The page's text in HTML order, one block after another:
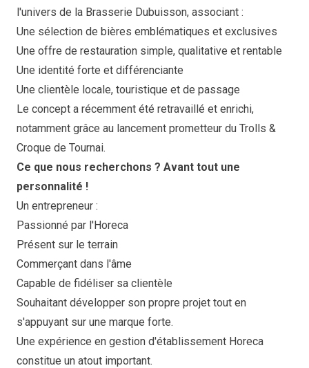
l'univers de la Brasserie Dubuisson, associant :
Une sélection de bières emblématiques et exclusives
Une offre de restauration simple, qualitative et rentable
Une identité forte et différenciante
Une clientèle locale, touristique et de passage
Le concept a récemment été retravaillé et enrichi,
notamment grâce au lancement prometteur du Trolls &
Croque de Tournai.
Ce que nous recherchons ? Avant tout une
personnalité !
Un entrepreneur :
Passionné par l'Horeca
Présent sur le terrain
Commerçant dans l'âme
Capable de fidéliser sa clientèle
Souhaitant développer son propre projet tout en
s'appuyant sur une marque forte.
Une expérience en gestion d'établissement Horeca
constitue un atout important.